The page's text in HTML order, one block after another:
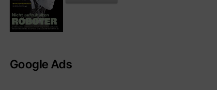
Google Ads